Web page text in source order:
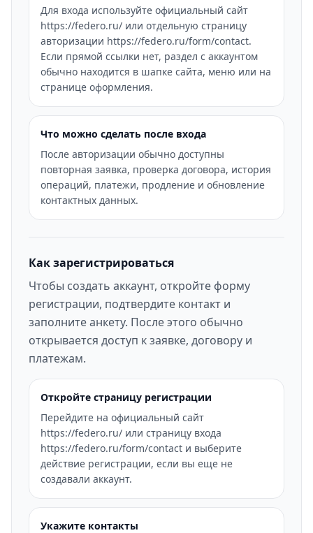
Для входа используйте официальный сайт
https://federo.ru/ или отдельную страницу
авторизации https://federo.ru/form/contact.
Если прямой ссылки нет, раздел с аккаунтом
обычно находится в шапке сайта, меню или на
странице оформления.
Что можно сделать после входа
После авторизации обычно доступны
повторная заявка, проверка договора, история
операций, платежи, продление и обновление
контактных данных.
Как зарегистрироваться
Чтобы создать аккаунт, откройте форму
регистрации, подтвердите контакт и
заполните анкету. После этого обычно
открывается доступ к заявке, договору и
платежам.
Откройте страницу регистрации
Перейдите на официальный сайт
https://federo.ru/ или страницу входа
https://federo.ru/form/contact и выберите
действие регистрации, если вы еще не
создавали аккаунт.
Укажите контакты